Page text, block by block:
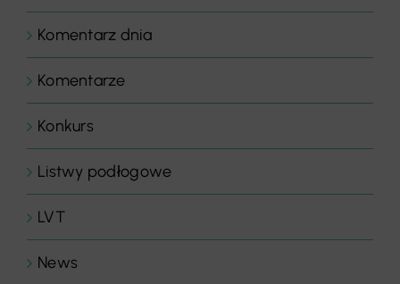
Komentarz dnia
Komentarze
Konkurs
Listwy podłogowe
LVT
News